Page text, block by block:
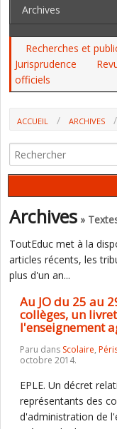
Archives
Recherches et
Jurisprudence
officiels
ACCUEIL ARCHIVES
POUR LES ST2S, L'INJEP,
Archives »
ToutEduc met à la
articles récents, les
plus d'un an...
Au JO du 25 au
collèges, un
l'enseignement
Paru dans Scolaire,
octobre 2014.
EPLE. Un décret
représentants des
d'administration de